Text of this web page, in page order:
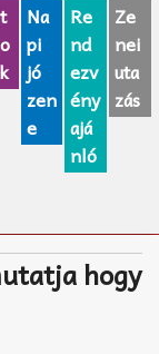
Na
pi
jó
zen
e
Re
nd
ezv
ény
ajá
nló
Ze
nei
uta
zás
hogy